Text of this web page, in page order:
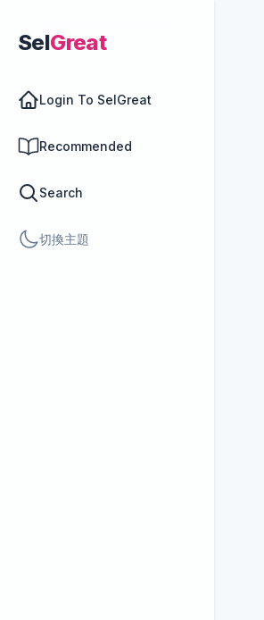
SelGreat
Login To SelGreat
Recommended
Search
切換主題